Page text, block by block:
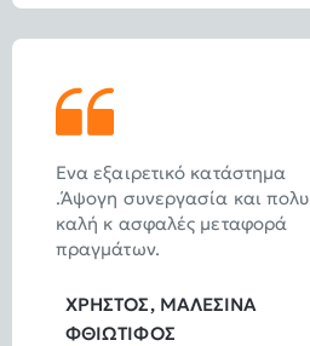
Ενα εξαιρετικό κατάστημα
.Άψογη συνεργασία και πολυ
καλή κ ασφαλές μεταφορά
πραγμάτων.
ΧΡΗΣΤΟΣ, ΜΑΛΕΣΙΝΑ
ΦΘΙΩΤΙΦΟΣ